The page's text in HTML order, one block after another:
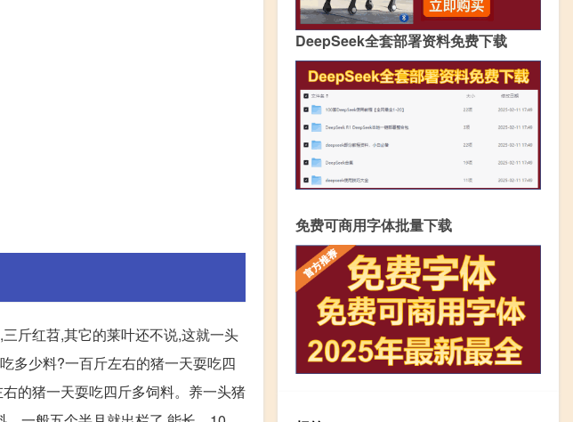
斤红苕,其它的莱叶还不说,这就一头
多少料?一百斤左右的猪一天耍吃四
的猪一天耍吃四斤多饲料。养一头猪
DeepSeek全套部署资料免费下载
免费可商用字体批量下载